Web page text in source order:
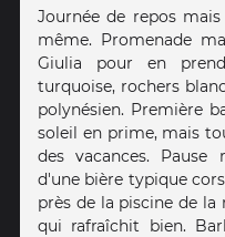
Journée de repos
même. Promenade
Giulia pour en
turquoise, rochers
polynésien. Première
soleil en prime, mais
des vacances. Pause
d'une bière typique
près de la piscine de la
qui rafraîchit bien.